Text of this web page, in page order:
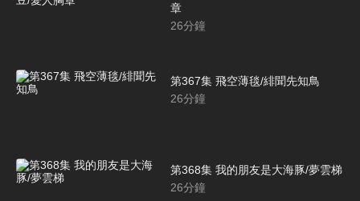
章
26分鐘
第367集 飛空薄毯/緋聞先知鳥
26分鐘
第368集 我的朋友是大海豚/夢雲梯
26分鐘